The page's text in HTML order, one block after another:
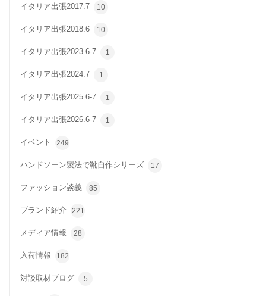
イタリア出張2017.7 10
イタリア出張2018.6 10
イタリア出張2023.6-7 1
イタリア出張2024.7 1
イタリア出張2025.6-7 1
イタリア出張2026.6-7 1
イベント 249
ハンドソーン製法で靴自作シリーズ 17
ファッション談義 85
ブランド紹介 221
メディア情報 28
入荷情報 182
対談取材ブログ 5